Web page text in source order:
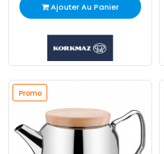
Ajouter Au Panier
Promo